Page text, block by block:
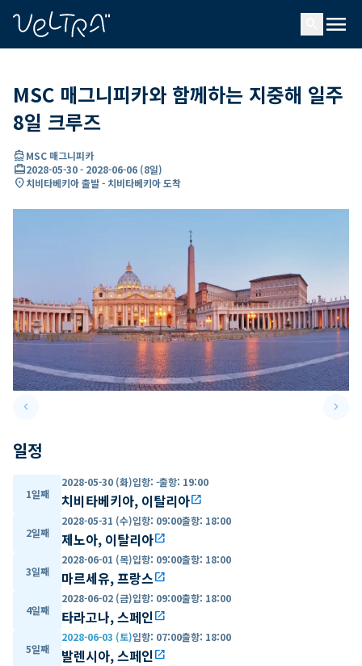
menu
MSC 매그니피카와 함께하는 지중해 일주
8일 크루즈
directions_boatMSC 매그니피카
card_travel2028-05-30- 2028-06-06 (8일)
location_on치비타베키아 출발 - 치비타베키아 도착
keyboard_arrow_leftPrevious slide keyboard_arrow_right
일정
1일째
2028-05-30 (화)입항: -출항: 19:00
치비타베키아, 이탈리아open_in_new
2일째
2028-05-31 (수)입항: 09:00출항: 18:00
제노아, 이탈리아open_in_new
3일째
2028-06-01 (목)입항: 09:00출항: 18:00
마르세유, 프랑스open_in_new
4일째
2028-06-02 (금)입항: 09:00출항: 18:00
타라고나, 스페인open_in_new
5일째
2028-06-03 (토)입항: 07:00출항: 18:00
발렌시아, 스페인open_in_new